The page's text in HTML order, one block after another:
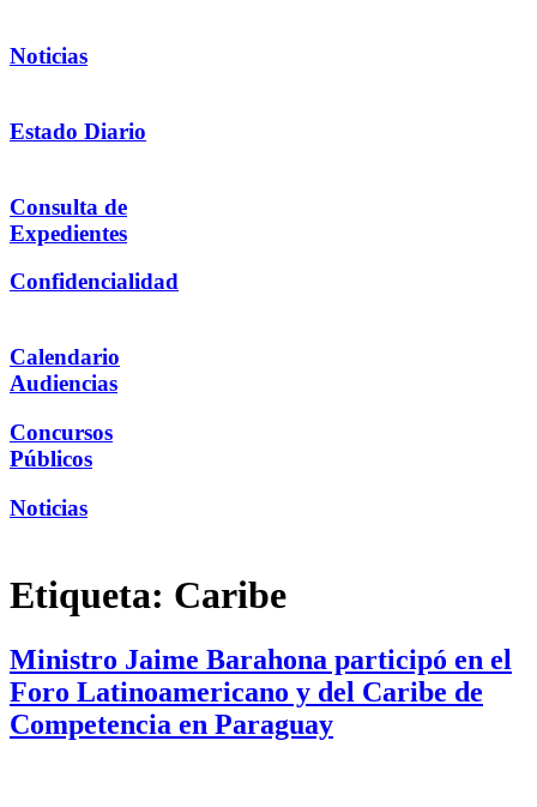
Noticias
Estado Diario
Consulta de
Expedientes
Confidencialidad
Calendario
Audiencias
Concursos
Públicos
Noticias
Etiqueta: Caribe
Ministro Jaime Barahona participó en el
Foro Latinoamericano y del Caribe de
Competencia en Paraguay